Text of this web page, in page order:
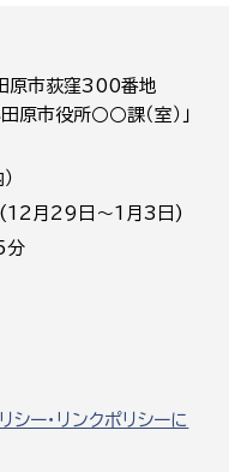
市荻窪300番地
市役所○○課（室）」
(12月29日～1月3日)
分
シー・リンクポリシーに